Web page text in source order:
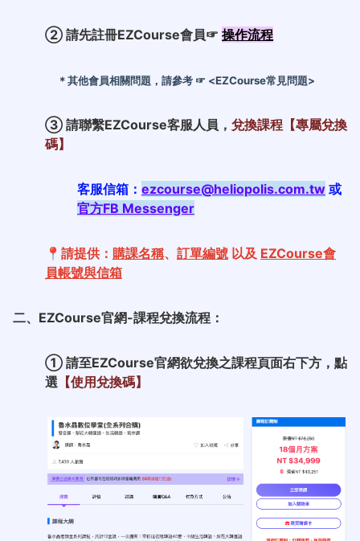
② 請先註冊EZCourse會員☞ 操作流程
＊其他會員相關問題，請參考 ☞ <EZCourse常見問題>
③ 請聯繫EZCourse客服人員， 兌換課程【專屬兌換
碼】
客服信箱： ezcourse@heliopolis.com.tw 或
官方FB Messenger
📍 請提供： 購課名稱、 訂單編號 以及 EZCourse會
員帳號與信箱
二、EZCourse官網-課程兌換流程：
① 請至EZCourse官網欲兌換之課程頁面右下方，點
選 【使用兌換碼】